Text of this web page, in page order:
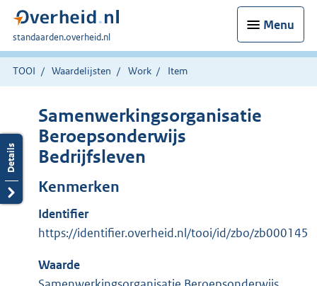
Menu
U
bent
hier:
standaarden.overheid.nl
TOOI Waardelijsten Work Item
Samenwerkingsorganisatie
Beroepsonderwijs
Bedrijfsleven
Kenmerken
Identifier
https://identifier.overheid.nl/tooi/id/zbo/zb000145
Waarde